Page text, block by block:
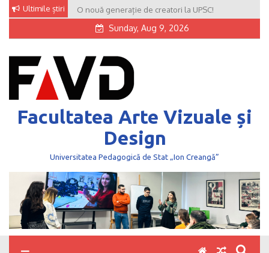
Skip
content
Ultimile știri O nouă generație de creatori la UPSC!
Sunday, Aug 9, 2026
Facultatea Arte Vizuale și
Design
Universitatea Pedagogică de Stat „Ion Creangă”